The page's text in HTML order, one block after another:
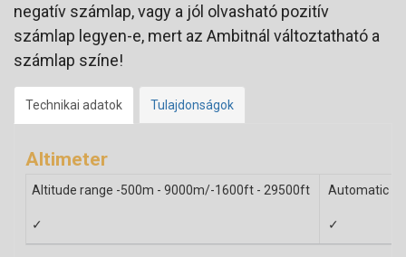
negatív számlap, vagy a jól olvasható pozitív
számlap legyen-e, mert az Ambitnál változtatható a
számlap színe!
Technikai adatok Tulajdonságok
Altimeter
Altitude range -500m - 9000m/-1600ft - 29500ft
✓
Automatic
✓